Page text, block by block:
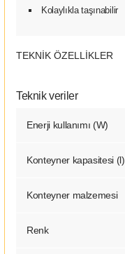
Kolaylıkla taşınabilir
TEKNİK ÖZELLİKLER
Teknik veriler
Enerji kullanımı (W)
Konteyner kapasitesi (l)
Konteyner malzemesi
Renk